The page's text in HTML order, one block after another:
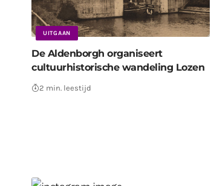
UITGAAN
De Aldenborgh organiseert
cultuurhistorische wandeling Lozen
2 min. leestijd